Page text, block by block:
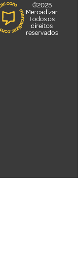
©2025
Mercadizar
Todos os
direitos
reservados